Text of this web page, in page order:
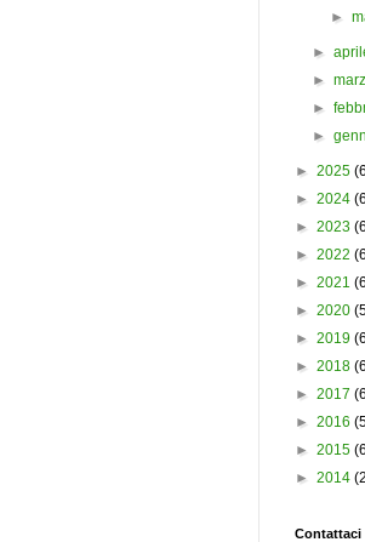
►
►
►
►
►
► 2025
► 2024
► 2023
► 2022
► 2021
► 2020
► 2019
► 2018
► 2017
► 2016
► 2015
► 2014
Contattaci